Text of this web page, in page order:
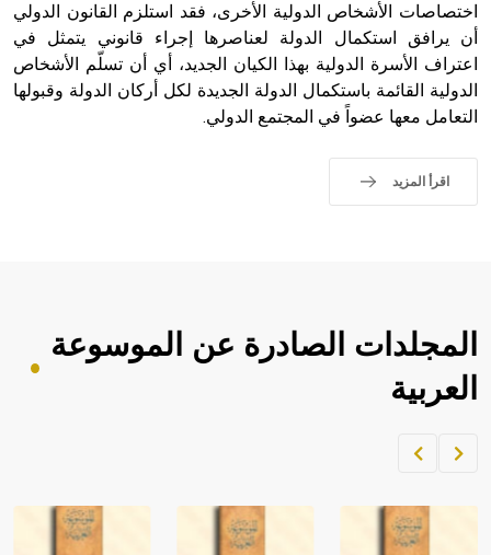
اختصاصات الأشخاص الدولية الأخرى، فقد استلزم القانون الدولي
أن يرافق استكمال الدولة لعناصرها إجراء قانوني يتمثل في
اعتراف الأسرة الدولية بهذا الكيان الجديد، أي أن تسلّم الأشخاص
الدولية القائمة باستكمال الدولة الجديدة لكل أركان الدولة وقبولها
التعامل معها عضواً في المجتمع الدولي.
اقرأ المزيد
المجلدات الصادرة عن الموسوعة
العربية